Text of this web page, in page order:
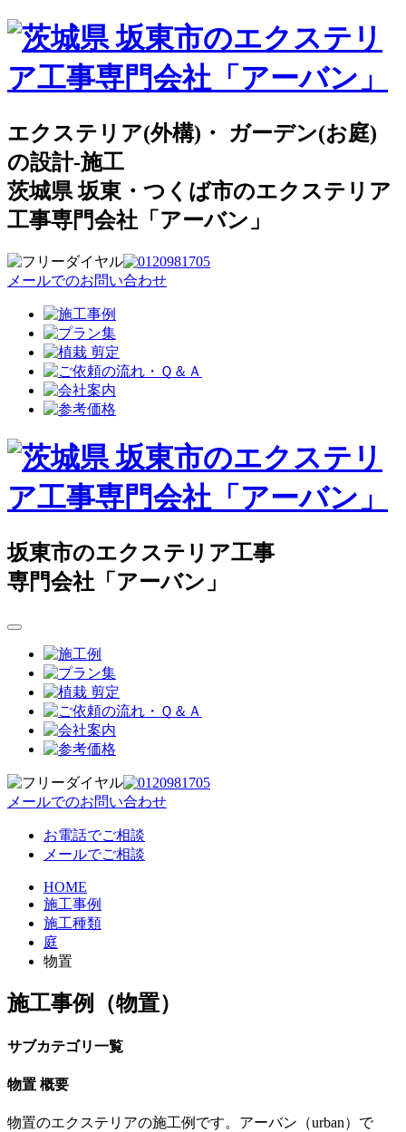
エクステリア(外構)・ ガーデン(お庭)
の設計-施工
茨城県 坂東・つくば市のエクステリア
工事専門会社「アーバン」
メールでのお問い合わせ
坂東市のエクステリア工事
専門会社「アーバン」
メールでのお問い合わせ
お電話でご相談
メールでご相談
HOME
施工事例
施工種類
庭
物置
施工事例（物置）
サブカテゴリ一覧
物置 概要
物置のエクステリアの施工例です。アーバン（urban）で